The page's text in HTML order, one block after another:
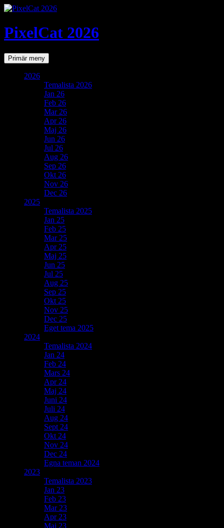
PixelCat 2026
SökPrimär meny Gå
till
2026
Temalista 2026
Jan 26
Feb 26
Mar 26
Apr 26
Maj 26
Jun 26
Jul 26
Aug 26
Sep 26
Okt 26
Nov 26
Dec 26
2025
Temalista 2025
Jan 25
Feb 25
Mar 25
Apr 25
Maj 25
Jun 25
Jul 25
Aug 25
Sep 25
Okt 25
Nov 25
Dec 25
Eget tema 2025
2024
Temalista 2024
Jan 24
Feb 24
Mars 24
Apr 24
Maj 24
Juni 24
Juli 24
Aug 24
Sept 24
Okt 24
Nov 24
Dec 24
Egna teman 2024
2023
Temalista 2023
Jan 23
Feb 23
Mar 23
Apr 23
Maj 23